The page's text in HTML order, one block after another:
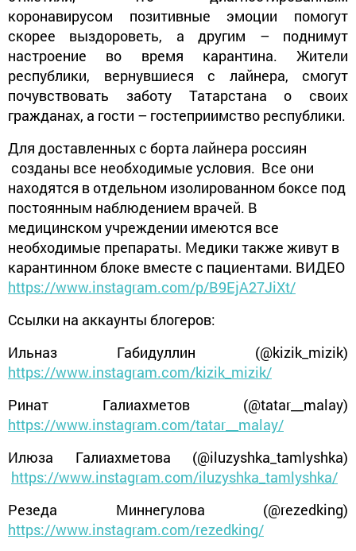
коронавирусом позитивные эмоции помогут
скорее выздороветь, а другим – поднимут
настроение во время карантина. Жители
республики, вернувшиеся с лайнера, смогут
почувствовать заботу Татарстана о своих
гражданах, а гости – гостеприимство республики.
Для доставленных с борта лайнера россиян
созданы все необходимые условия. Все они
находятся в отдельном изолированном боксе под
постоянным наблюдением врачей. В
медицинском учреждении имеются все
необходимые препараты. Медики также живут в
карантинном блоке вместе с пациентами. ВИДЕО
https://www.instagram.com/p/B9EjA27JiXt/
Ссылки на аккаунты блогеров:
Ильназ Габидуллин (@kizik_mizik)
https://www.instagram.com/kizik_mizik/
Ринат Галиахметов (@tatar__malay)
https://www.instagram.com/tatar__malay/
Илюза Галиахметова (@iluzyshka_tamlyshka)
https://www.instagram.com/iluzyshka_tamlyshka/
Резеда Миннегулова (@rezedking)
https://www.instagram.com/rezedking/